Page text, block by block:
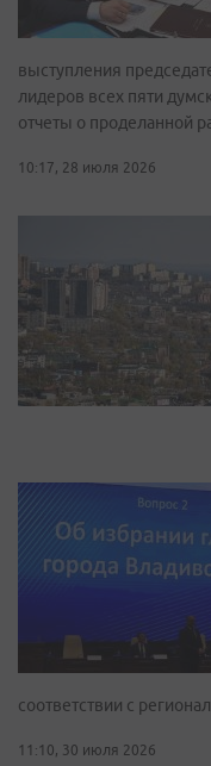
выступления
лидеров всех пяти
отчеты о проделанной
10:17, 28 июля 2026
соответствии с
11:10, 30 июля 2026